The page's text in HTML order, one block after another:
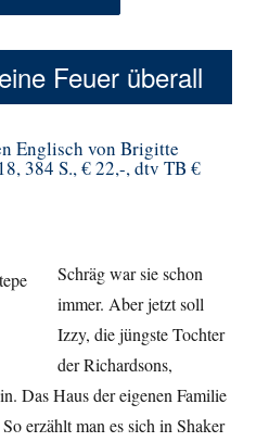
Feuer überall
Englisch von Brigitte
384 S., € 22,-, dtv TB €
Schräg war sie schon
immer. Aber jetzt soll
Izzy, die jüngste Tochter
der Richardsons,
Das Haus der eigenen Familie
erzählt man es sich in Shaker